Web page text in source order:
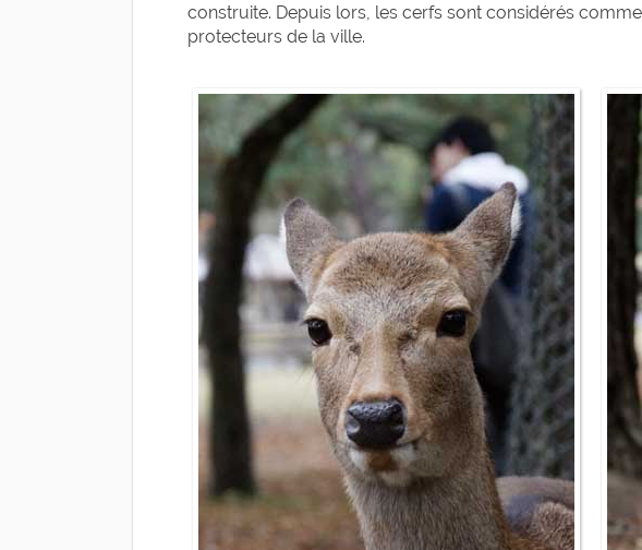
construite. Depuis lors, les cerfs sont considérés
protecteurs de la ville.